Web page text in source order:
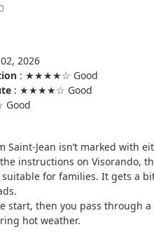
2026
: ★★★★☆ Good
: ★★★★☆ Good
Saint-Jean isn’t marked with
instructions on Visorando,
for families. It gets a
start, then you pass through
hot weather.